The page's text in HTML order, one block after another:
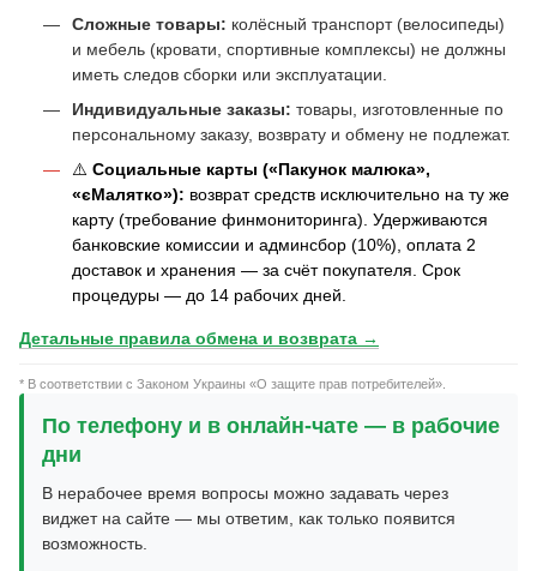
Сложные товары: колёсный транспорт (велосипеды)
и мебель (кровати, спортивные комплексы) не должны
иметь следов сборки или эксплуатации.
Индивидуальные заказы: товары, изготовленные по
персональному заказу, возврату и обмену не подлежат.
⚠️ Социальные карты («Пакунок малюка»,
«єМалятко»): возврат средств исключительно на ту же
карту (требование финмониторинга). Удерживаются
банковские комиссии и админсбор (10%), оплата 2
доставок и хранения — за счёт покупателя. Срок
процедуры — до 14 рабочих дней.
Детальные правила обмена и возврата →
* В соответствии с Законом Украины «О защите прав потребителей».
По телефону и в онлайн-чате — в рабочие
дни
В нерабочее время вопросы можно задавать через
виджет на сайте — мы ответим, как только появится
возможность.